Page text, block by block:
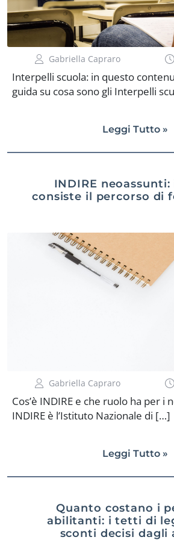
Gabriella Capraro
Interpelli scuola: in questo
guida su cosa sono gli Interpelli
Leggi Tutto »
INDIRE neoassunti:
consiste il percorso di
Gabriella Capraro
Cos’è INDIRE e che ruolo ha per i
INDIRE è l’Istituto Nazionale di […]
Leggi Tutto »
Quanto costano i
abilitanti: i tetti di
sconti decisi dagli